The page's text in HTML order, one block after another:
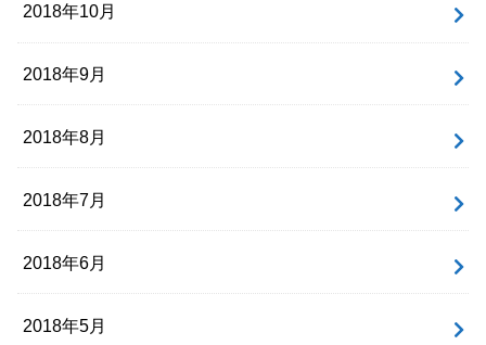
2018年10月
2018年9月
2018年8月
2018年7月
2018年6月
2018年5月